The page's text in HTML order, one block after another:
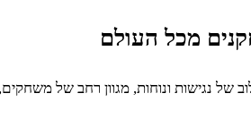
מכל העולם
של נגישות ונוחות, מגוון רחב של